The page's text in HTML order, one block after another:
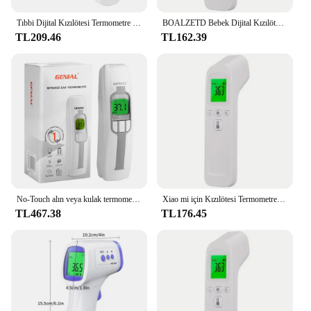
**Rapid and Reliable Results**
With an impressive performance and property, this
thermometer is capable of delivering accurate
readings within just 1 second, ensuring that you
receive your results swiftly. The advanced
technology behind the device guarantees readings
with an accuracy of ±0.2°C, making it a dependable
tool for health monitoring. Whether you're a
healthcare professional or a concerned parent, this
thermometer is an indispensable addition to your
medical kit, offering rapid and reliable results every
time.
Understanding the diverse needs of its users, this
thermometer is not just a tool for healthcare
professionals but also for everyday families. Its
user-friendly design makes it suitable for all ages,
from infants to adults. The set includes 5
replacement filters, ensuring that you can maintain
TL209.46
BOALZETD Bebek Dijital Kızılötesi Alın Termometresi Ateş Temassız Klinik Elektronik Tıbbi Sıcaklık Ölçer Yetişkin
TL162.39
No-Touch alın veya kulak termometresi, yetişkinler ve çocuklar için kızılötesi dijital, dokunmasız, 3 Ultra duyarlı sensör
TL467.38
Xiao mi için Kızılötesi Termometre Dijital LCD Vücut Ölçümü Çocuklar Yetişkin Ateş IR Çocuk Temassız Termometre
TL176.45